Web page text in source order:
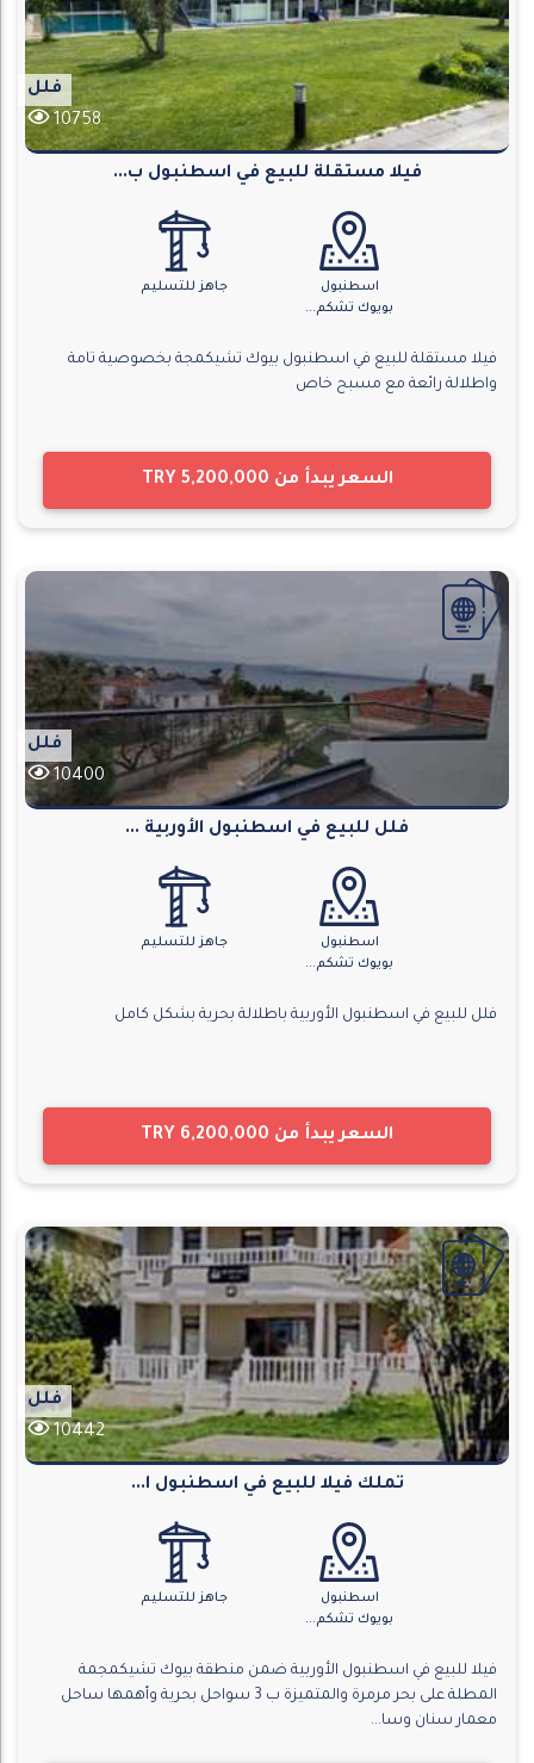
فلل
10758
فيلا مستقلة للبيع في اسطنبول ب...
اسطنبول
بويوك تشكم...
جاهز للتسليم
فيلا مستقلة للبيع في اسطنبول بيوك تشيكمجة بخصوصية تامة
واطلالة رائعة مع مسبح خاص
السعر يبدأ من TRY 5,200,000
فلل
10400
فلل للبيع في اسطنبول الأوربية ...
اسطنبول
بويوك تشكم...
جاهز للتسليم
فلل للبيع في اسطنبول الأوربية باطلالة بحرية بشكل كامل
السعر يبدأ من TRY 6,200,000
فلل
10442
تملك فيلا للبيع في اسطنبول ا...
اسطنبول
بويوك تشكم...
جاهز للتسليم
فيلا للبيع في اسطنبول الأوربية ضمن منطقة بيوك تشيكمجمة
المطلة على بحر مرمرة والمتميزة ب 3 سواحل بحرية وأهمها ساحل
معمار سنان وسا...